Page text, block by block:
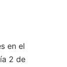
en el
2 de